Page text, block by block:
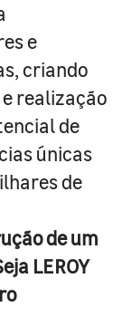
e
criando
realização
de
únicas
de
de um
LEROY